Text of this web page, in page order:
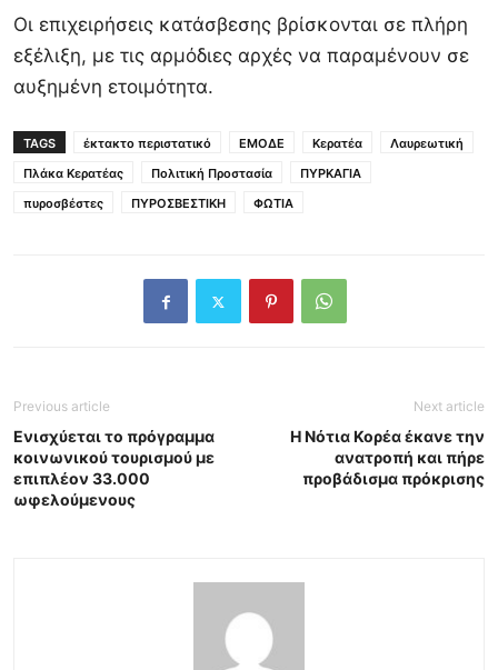
Οι επιχειρήσεις κατάσβεσης βρίσκονται σε πλήρη
εξέλιξη, με τις αρμόδιες αρχές να παραμένουν σε
αυξημένη ετοιμότητα.
TAGS έκτακτο περιστατικό ΕΜΟΔΕ Κερατέα
Λαυρεωτική
Πλάκα Κερατέας
Πολιτική Προστασία
ΠΥΡΚΑΓΙΑ
πυροσβέστες
ΠΥΡΟΣΒΕΣΤΙΚΗ ΦΩΤΙΑ
Previous article
Ενισχύεται το πρόγραμμα
κοινωνικού τουρισμού με
επιπλέον 33.000
ωφελούμενους
Next article
Η Νότια Κορέα έκανε την
ανατροπή και πήρε
προβάδισμα πρόκρισης